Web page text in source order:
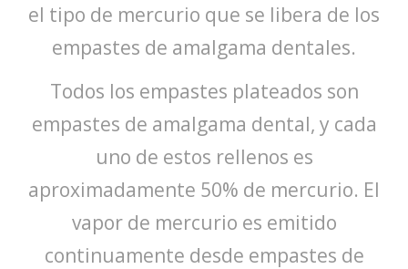
el tipo de mercurio que se libera de los
empastes de amalgama dentales.
Todos los empastes plateados son
empastes de amalgama dental, y cada
uno de estos rellenos es
aproximadamente 50% de mercurio. El
vapor de mercurio es emitido
continuamente desde empastes de